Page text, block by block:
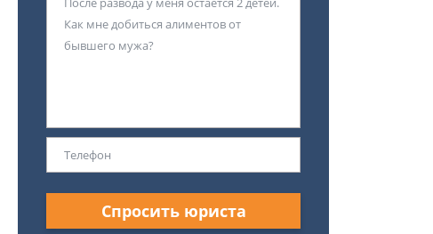
Спросить юриста